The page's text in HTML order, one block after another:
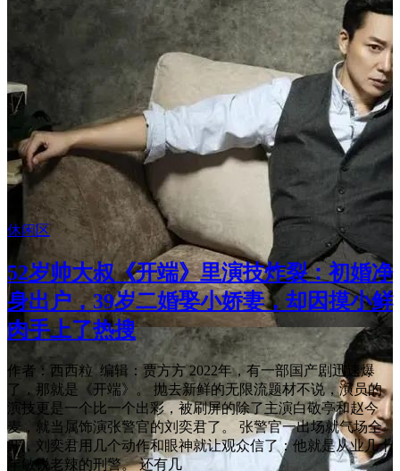
休闲区
52岁帅大叔《开端》里演技炸裂：初婚净
身出户，39岁二婚娶小娇妻，却因摸小鲜
肉手上了热搜
作者：西西粒 编辑：贾方方 2022年，有一部国产剧迅速爆
了，那就是《开端》。 抛去新鲜的无限流题材不说，演员的
演技更是一个比一个出彩，被刷屏的除了主演白敬亭和赵今
麦，就当属饰演张警官的刘奕君了。 张警官一出场就气场全
开，刘奕君用几个动作和眼神就让观众信了：他就是从业几十
年敏锐老辣的刑警。 还有几